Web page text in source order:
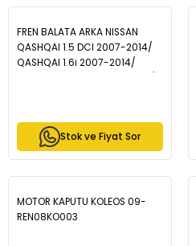
FREN BALATA ARKA NISSAN
QASHQAI 1.5 DCI 2007-2014/
QASHQAI 1.6i 2007-2014/
KOLEOS 2.0 DCI 2008-2014 -
BP1876-01Stok ve Fiyat Sor
MOTOR KAPUTU KOLEOS 09-
REN08KO003